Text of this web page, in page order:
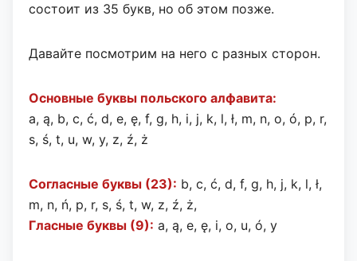
состоит из 35 букв, но об этом позже.
Давайте посмотрим на него с разных сторон.
Основные буквы польского алфавита:
a, ą, b, c, ć, d, e, ę, f, g, h, i, j, k, l, ł, m, n, o, ó, p, r,
s, ś, t, u, w, y, z, ź, ż
Согласные буквы (23): b, c, ć, d, f, g, h, j, k, l, ł,
m, n, ń, p, r, s, ś, t, w, z, ź, ż,
Гласные буквы (9): a, ą, e, ę, i, o, u, ó, y